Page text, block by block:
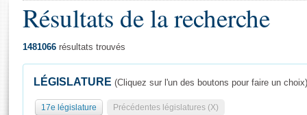
Général
Résultats de la recherche
1481066 résultats trouvés
LÉGISLATURE (Cliquez sur l'un des boutons pour faire un choix)
17e législature Précédentes législatures (X)